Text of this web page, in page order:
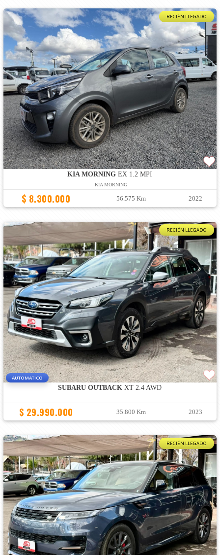
RECIÉN LLEGADO
KIA MORNING EX 1.2 MPI
KIA MORNING
$ 8.300.000 56.575 Km 2022
RECIÉN LLEGADO
AUTOMATICO
SUBARU OUTBACK XT 2.4 AWD
$ 29.990.000 35.800 Km 2023
RECIÉN LLEGADO